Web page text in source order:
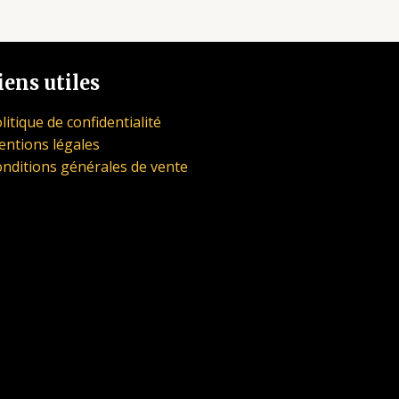
utiles
de confidentialité
légales
générales de vente